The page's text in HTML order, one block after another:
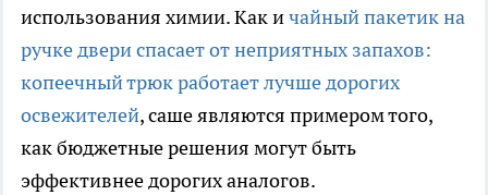
использования химии. Как ичайный пакетик на
ручке двери спасает от неприятных запахов:
копеечный трюк работает лучше дорогих
освежителей, саше являются примером того,
как бюджетные решения могут быть
эффективнее дорогих аналогов.